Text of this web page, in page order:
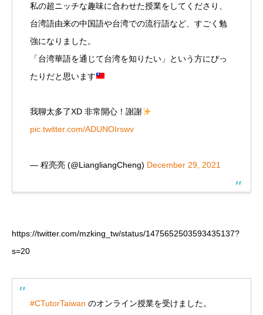
私の超ニッチな趣味に合わせた授業をしてくださり、
台湾語由来の中国語や台湾での流行語など、すごく勉
強になりました。
「台湾華語を通じて台湾を知りたい」という方にぴっ
たりだと思います
我聊太多了XD 非常開心！謝謝
pic.twitter.com/ADUNOIrswv
— 程亮亮 (@LiangliangCheng) December 29, 2021
https://twitter.com/mzking_tw/status/1475652503593435137?
s=20
#CTutorTaiwan のオンライン授業を受けました。